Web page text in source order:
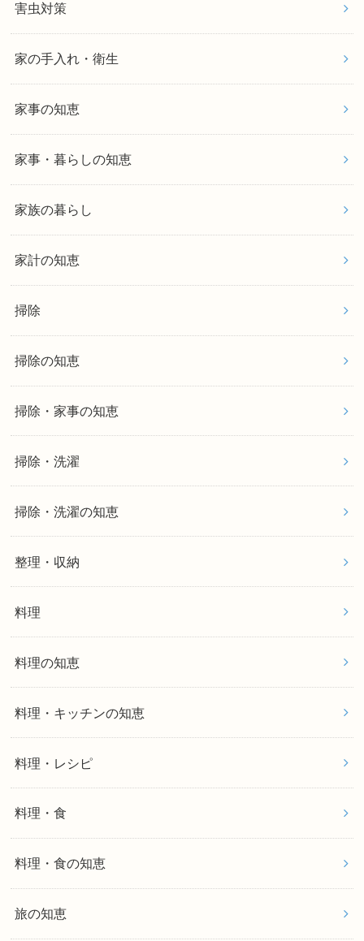
害虫対策
家の手入れ・衛生
家事の知恵
家事・暮らしの知恵
家族の暮らし
家計の知恵
掃除
掃除の知恵
掃除・家事の知恵
掃除・洗濯
掃除・洗濯の知恵
整理・収納
料理
料理の知恵
料理・キッチンの知恵
料理・レシピ
料理・食
料理・食の知恵
旅の知恵